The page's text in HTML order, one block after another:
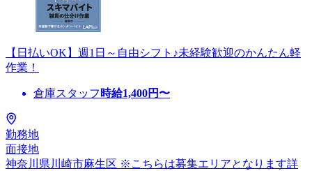
【日払いOK】週1日～自由シフト♪未経験歓迎のかんたん軽
作業！
倉庫スタッフ 時給1,400円〜
勤務地
面接地
神奈川県川崎市麻生区 ※こちらは募集エリアとなります詳